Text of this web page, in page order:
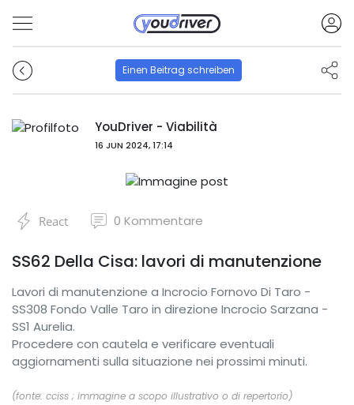
Einen Beitrag schreiben
YouDriver - Viabilità
16 JUN 2024, 17:14
React 0 Kommentare
SS62 Della Cisa: lavori di manutenzione
Lavori di manutenzione a Incrocio Fornovo Di Taro -
SS308 Fondo Valle Taro in direzione Incrocio Sarzana -
SS1 Aurelia.
Procedere con cautela e verificare eventuali
aggiornamenti sulla situazione nei prossimi minuti.
(fonte: cciss ; immagine a scopo illustrativo o di repertorio)